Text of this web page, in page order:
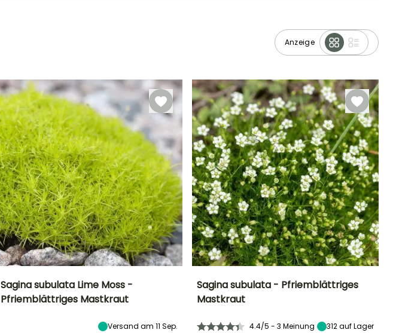
Anzeige
Schatten
Sagina subulata Lime Moss -
Pfriemblättriges Mastkraut
Versand am 11 Sep.
Schatten
Sagina subulata - Pfriemblättriges
Mastkraut
4.4/5 - 3 Meinung 312auf Lager